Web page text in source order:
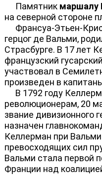
Памятник маршалу
на северной стороне
Франсуа-Этьен-
герцог де Вальми,
Страсбурге. В 17 лет
французский
участвовал в
произведен в
В 1792 году
революционерам, 20
звание дивизионного
назначен
Келлерман при
превосходящих сил
Вальми стала первой
Франции над